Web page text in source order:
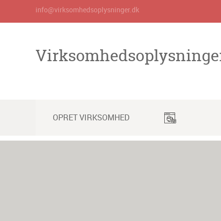
info@virksomhedsoplysninger.dk
OPRET VIRKSOMHED